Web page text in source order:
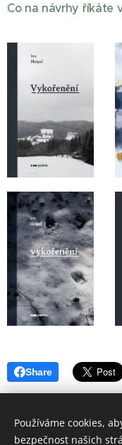
Co na návrhy říkáte
Share
Používáme cookies,
bezpečnost našich